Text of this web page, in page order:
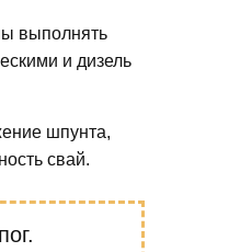
выполнять
и дизель
шпунта,
свай.